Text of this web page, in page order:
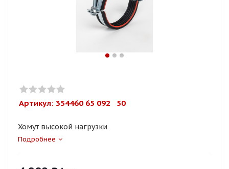
Артикул: 354460 65 092   50
Хомут высокой нагрузки
Подробнее